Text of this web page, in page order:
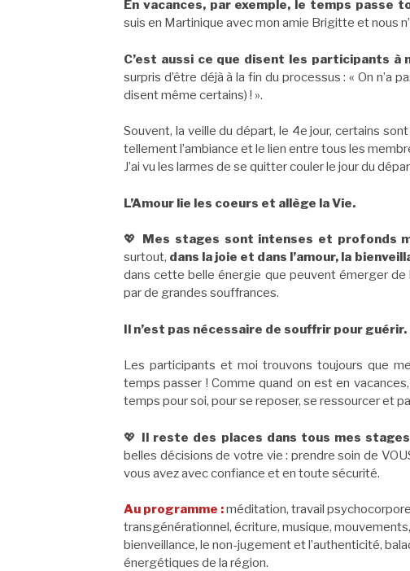
En vacances, par exemple, le temps passe
suis en Martinique avec mon amie Brigitte et nous
C’est aussi ce que disent les participants à
surpris d’être déjà à la fin du processus : « On n’a
disent même certains) ! ».
Souvent, la veille du départ, le 4e jour, certains
tellement l’ambiance et le lien entre tous les
J’ai vu les larmes de se quitter couler le jour du
L’Amour lie les coeurs et allège la Vie.
💖 Mes stages sont intenses et profonds
surtout, dans la joie et dans l’amour, la
dans cette belle énergie que peuvent émerger
par de grandes souffrances.
Il n’est pas nécessaire de souffrir pour guérir.
Les participants et moi trouvons toujours que
temps passer ! Comme quand on est en
temps pour soi, pour se reposer, se ressourcer et
💖 Il reste des places dans tous mes stages
belles décisions de votre vie : prendre soin de
vous avez avec confiance et en toute sécurité.
Au programme :méditation, travail
transgénérationnel, écriture, musique,
bienveillance, le non-jugement et l’authenticité,
énergétiques de la région.